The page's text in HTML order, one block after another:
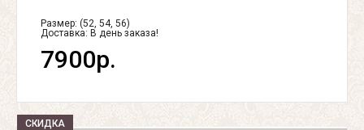
Размер: (52, 54, 56)
Доставка: В день заказа!
7900р.
СКИДКА